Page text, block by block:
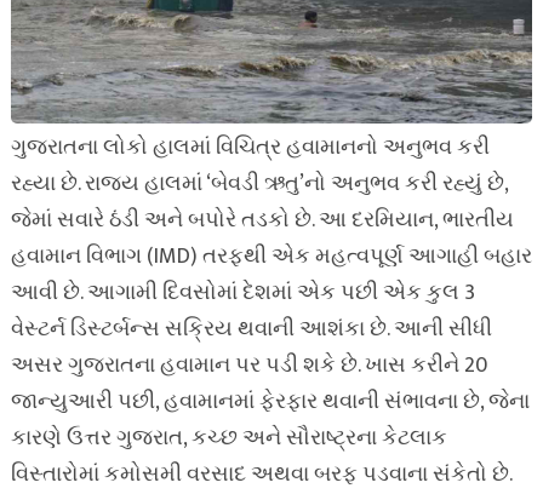
ગુજરાતના લોકો હાલમાં વિચિત્ર હવામાનનો અનુભવ કરી
રહ્યા છે. રાજ્ય હાલમાં ‘બેવડી ઋતુ’નો અનુભવ કરી રહ્યું છે,
જેમાં સવારે ઠંડી અને બપોરે તડકો છે. આ દરમિયાન, ભારતીય
હવામાન વિભાગ (IMD) તરફથી એક મહત્વપૂર્ણ આગાહી બહાર
આવી છે. આગામી દિવસોમાં દેશમાં એક પછી એક કુલ 3
વેસ્ટર્ન ડિસ્ટર્બન્સ સક્રિય થવાની આશંકા છે. આની સીધી
અસર ગુજરાતના હવામાન પર પડી શકે છે. ખાસ કરીને 20
જાન્યુઆરી પછી, હવામાનમાં ફેરફાર થવાની સંભાવના છે, જેના
કારણે ઉત્તર ગુજરાત, કચ્છ અને સૌરાષ્ટ્રના કેટલાક
વિસ્તારોમાં કમોસમી વરસાદ અથવા બરફ પડવાના સંકેતો છે.